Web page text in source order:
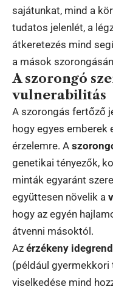
sajátunkat, mind a
tudatos jelenlét, a
átkeretezés mind
a mások
A szorongó
vulnerabilitás
A szorongás fertőző
hogy egyes emberek
érzelemre. A
genetikai tényezők,
minták egyaránt
együttesen növelik a
hogy az egyén
átvenni másoktól.
Az érzékeny
(például gyermekkori
viselkedése mind